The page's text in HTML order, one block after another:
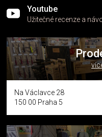
Youtube
Užitečné recenze a
Na Václavce 28
150 00 Praha 5